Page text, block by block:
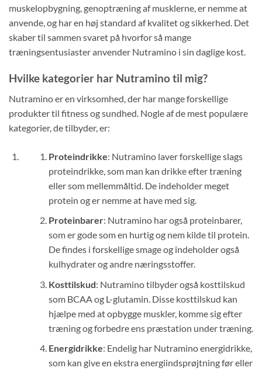
muskelopbygning, genoptræning af musklerne, er nemme at
anvende, og har en høj standard af kvalitet og sikkerhed. Det
skaber til sammen svaret på hvorfor så mange
træningsentusiaster anvender Nutramino i sin daglige kost.
Hvilke kategorier har Nutramino til mig?
Nutramino er en virksomhed, der har mange forskellige
produkter til fitness og sundhed. Nogle af de mest populære
kategorier, de tilbyder, er:
Proteindrikke: Nutramino laver forskellige slags
proteindrikke, som man kan drikke efter træning
eller som mellemmåltid. De indeholder meget
protein og er nemme at have med sig.
Proteinbarer: Nutramino har også proteinbarer,
som er gode som en hurtig og nem kilde til protein.
De findes i forskellige smage og indeholder også
kulhydrater og andre næringsstoffer.
Kosttilskud: Nutramino tilbyder også kosttilskud
som BCAA og L-glutamin. Disse kosttilskud kan
hjælpe med at opbygge muskler, komme sig efter
træning og forbedre ens præstation under træning.
Energidrikke: Endelig har Nutramino energidrikke,
som kan give en ekstra energiindsprøjtning før eller